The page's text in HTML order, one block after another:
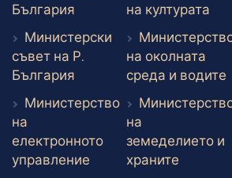
България Външен линк
Министерски
съвет на Р.
България Външен линк
Министерство
на
електронното
управление Външен линк
на културата
на околната
среда и водите
на
земеделието и
храните